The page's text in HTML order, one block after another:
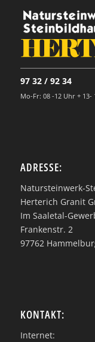
97 32 / 92 34
Mo-Fr: 08 -12 Uhr + 13-
ADRESSE:
Natursteinwerk-
Herterich Granit
Im Saaletal-
Frankenstr. 2
97762
KONTAKT:
Internet: